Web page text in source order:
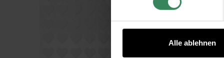
Alle ablehnen